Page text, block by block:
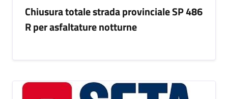
Chiusura totale strada provinciale SP 486
R per asfaltature notturne